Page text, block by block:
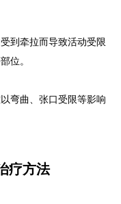
到牵拉而导致活动受限
位。
弯曲、张口受限等影响
疗方法